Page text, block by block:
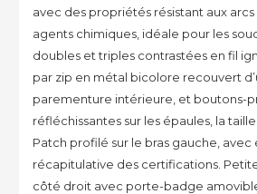
avec des propriétés résistant aux
agents chimiques, idéale pour les
doubles et triples contrastées en fil
par zip en métal bicolore recouvert
parementure intérieure, et boutons-
réfléchissantes sur les épaules, la
Patch profilé sur le bras gauche,
récapitulative des certifications.
côté droit avec porte-badge